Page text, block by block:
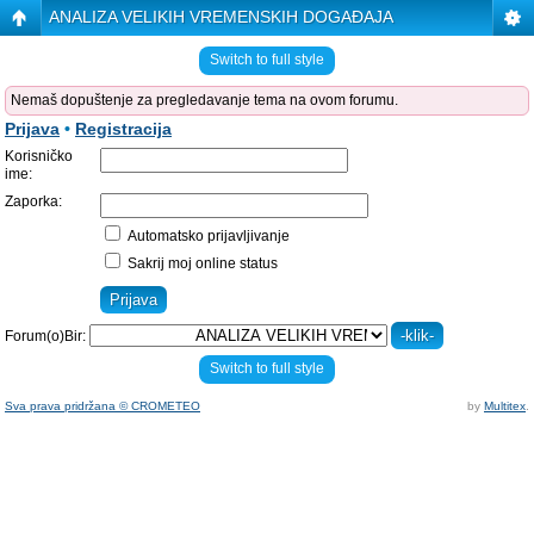
ANALIZA VELIKIH VREMENSKIH DOGAĐAJA
Switch to full style
Nemaš dopuštenje za pregledavanje tema na ovom forumu.
Prijava • Registracija
Korisničko
ime:
Zaporka:
Automatsko prijavljivanje
Sakrij moj online status
Forum(o)Bir:
Switch to full style
Sva prava pridržana © CROMETEO by Multitex